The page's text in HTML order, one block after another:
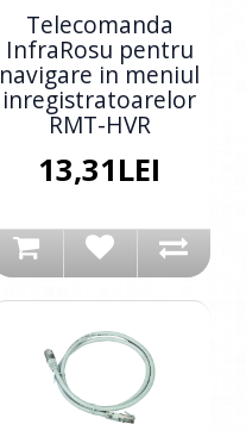
Telecomanda
InfraRosu pentru
navigare in meniul
inregistratoarelor
RMT-HVR
13,31LEI